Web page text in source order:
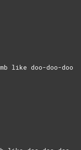
like doo-doo-doo